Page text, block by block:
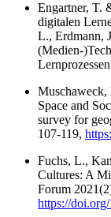
Engartner, T.
digitalen
L., Erdmann,
(Medien-
Space and
survey for
107-119,
Fuchs, L.,
Cultures: A
Forum
https://